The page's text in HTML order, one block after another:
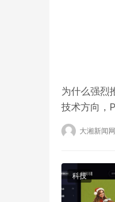
为什么强烈
技术方向，
高得“扎眼
万+比比皆
大湘新闻网
科技